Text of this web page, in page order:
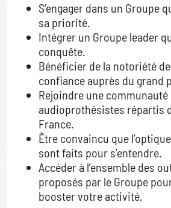
S’engager dans un Groupe
sa priorité.
Intégrer un Groupe leader
conquête.
Bénéficier de la notoriété
confiance auprès du grand
Rejoindre une communauté
audioprothésistes répartis
France.
Être convaincu que
sont faits pour s’entendre.
Accéder à l’ensemble des
proposés par le Groupe
booster votre activité.